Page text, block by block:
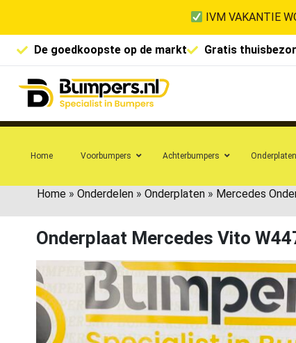
IVM VAKANTIE
De goedkoopste op de markt Gratis
Home Voorbumpers Achterbumpers Onderplaten
Home » Onderdelen » Onderplaten » Mercedes
Onderplaat Mercedes Vito